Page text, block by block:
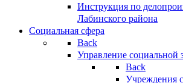
Инструкция по
Лабинского района
Социальная сфера
Back
Управление социальной
Back
Учреждения